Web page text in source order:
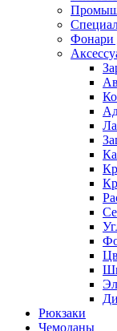
Фонари
Рюкзаки
Чемоданы